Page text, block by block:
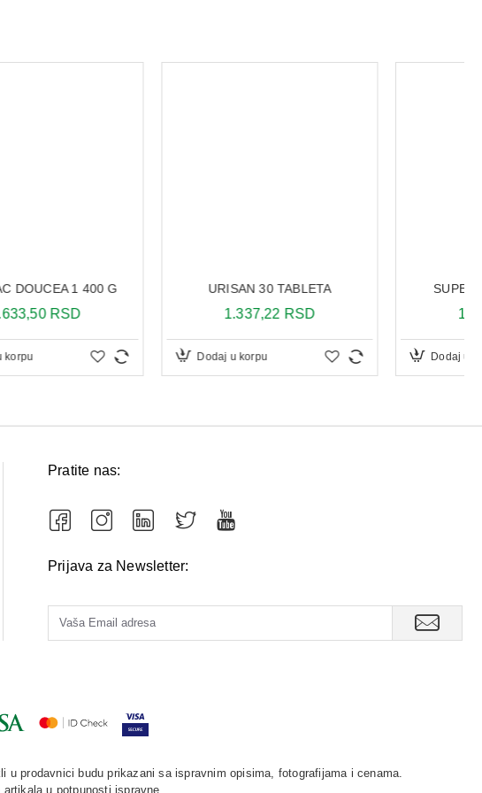
Dodaj u korpu Dodaj u korpu
Pratite nas:
Prijava za Newsletter:
prodavnici budu prikazani sa ispravnim opisima, fotografijama i cenama.
u potpunosti ispravne.